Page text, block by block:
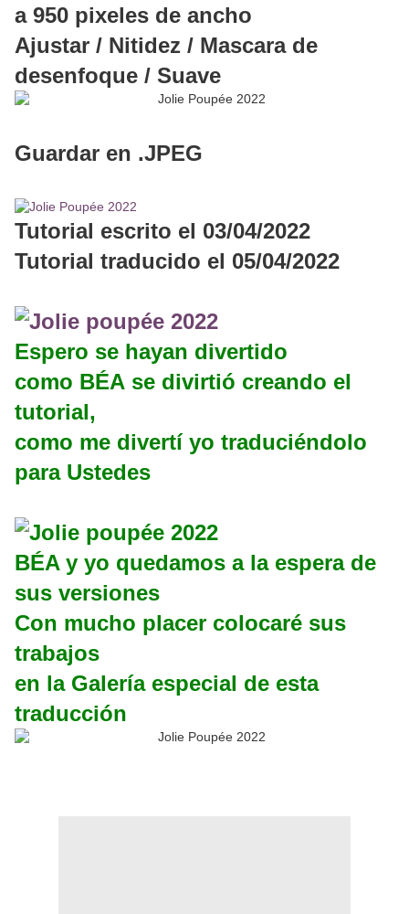
a 950 pixeles de ancho
Ajustar / Nitidez / Mascara de
desenfoque / Suave
Guardar en .JPEG
Tutorial escrito el 03/04/2022
Tutorial traducido el 05/04/2022
Espero se hayan divertido
como BÉA se divirtió creando el
tutorial,
como me divertí yo traduciéndolo
para Ustedes
BÉA y yo quedamos a la espera de
sus versiones
Con mucho placer colocaré sus
trabajos
en la Galería especial de esta
traducción